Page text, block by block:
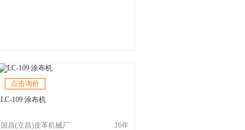
点击询价
LC-109 涂布机
国昌(立昌)皮革机械厂 16年